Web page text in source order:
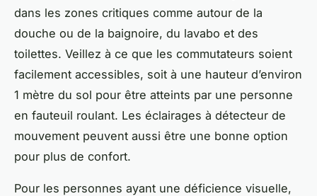
dans les zones critiques comme autour de la
douche ou de la baignoire, du lavabo et des
toilettes. Veillez à ce que les commutateurs soient
facilement accessibles, soit à une hauteur d’environ
1 mètre du sol pour être atteints par une personne
en fauteuil roulant. Les éclairages à détecteur de
mouvement peuvent aussi être une bonne option
pour plus de confort.
Pour les personnes ayant une déficience visuelle,